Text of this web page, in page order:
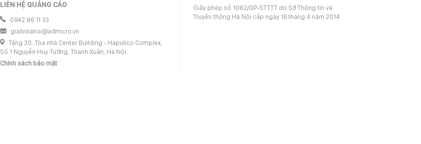
LIÊN HỆ QUẢNG CÁO
0942 86 11 33
giaitrixahoi@admicro.vn
Tầng 20, Tòa nhà Center Building - Hapulico Complex,
Số 1 Nguyễn Huy Tưởng, Thanh Xuân, Hà Nội.
Chính sách bảo mật
Giấy phép số 1082/GP-STTTT do Sở Thông tin và
Truyền thông Hà Nội cấp ngày 16 tháng 4 năm 2014